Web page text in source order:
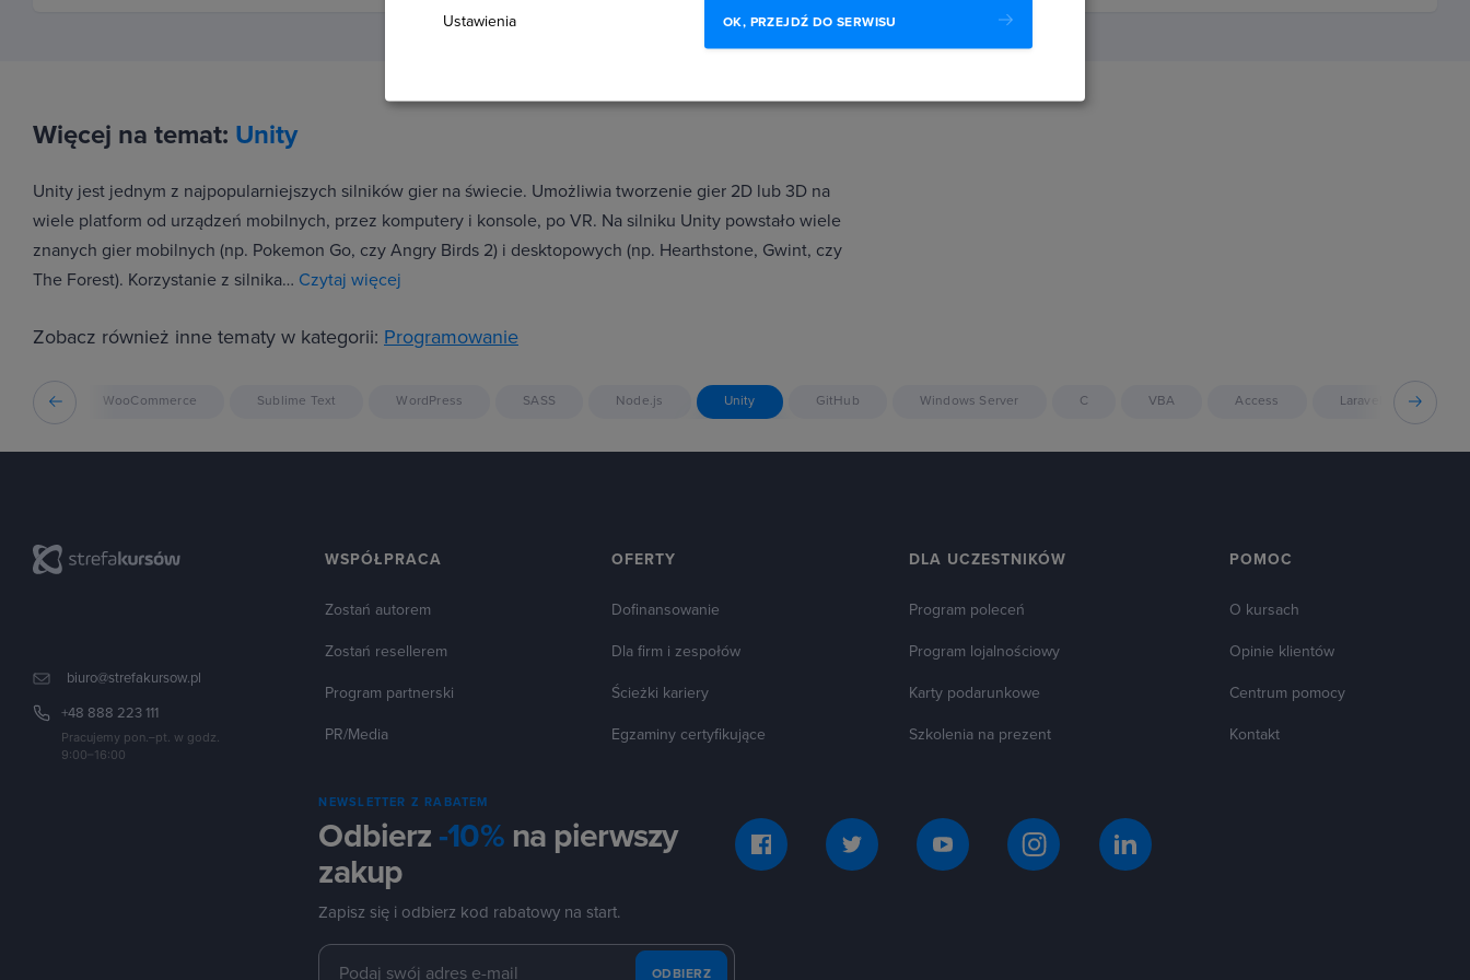
Więcej na temat: Unity
Unity jest jednym z najpopularniejszych silników gier na świecie. Umożliwia tworzenie gier 2D lub 3D na
wiele platform od urządzeń mobilnych, przez komputery i konsole, po VR. Na silniku Unity powstało wiele
znanych gier mobilnych (np. Pokemon Go, czy Angry Birds 2) i desktopowych (np. Hearthstone, Gwint, czy
The Forest). Korzystanie z silnika… Czytaj więcej
Zobacz również inne tematy w kategorii: Programowanie
GIT WooCommerce Sublime Text WordPress SASS Node.js Unity GitHub Windows Server C VBA Access Laravel
biuro@strefakursow.pl
+48 888 223 111
Pracujemy pon.–pt. w godz.
9:00–16:00
WSPÓŁPRACA
Zostań autorem
Zostań resellerem
Program partnerski
PR/Media
OFERTY
Dofinansowanie
Dla firm i zespołów
Ścieżki kariery
Egzaminy certyfikujące
DLA UCZESTNIKÓW
Program poleceń
Program lojalnościowy
Karty podarunkowe
Szkolenia na prezent
POMOC
O kursach
Opinie klientów
Centrum pomocy
Kontakt
NEWSLETTER Z RABATEM
Odbierz -10%na pierwszy
zakup
Zapisz się i odbierz kod rabatowy na start.
ODBIERZ
Ustawienia OK, PRZEJDŹ DO SERWISU